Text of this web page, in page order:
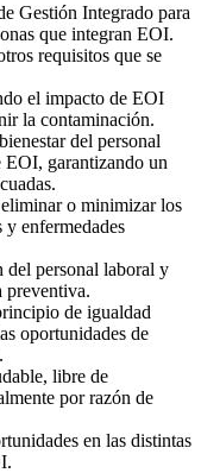
Gestión Integrado para
que integran EOI.
requisitos que se
el impacto de EOI
la contaminación.
del personal
EOI, garantizando un
o minimizar los
y enfermedades
del personal laboral y
preventiva.
de igualdad
oportunidades de
libre de
por razón de
en las distintas